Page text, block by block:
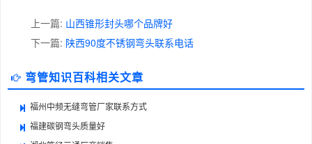
上一篇: 山西锥形封头哪个品牌好
下一篇: 陕西90度不锈钢弯头联系电话
弯管知识百科相关文章
福州中频无缝弯管厂家联系方式
福建碳钢弯头质量好